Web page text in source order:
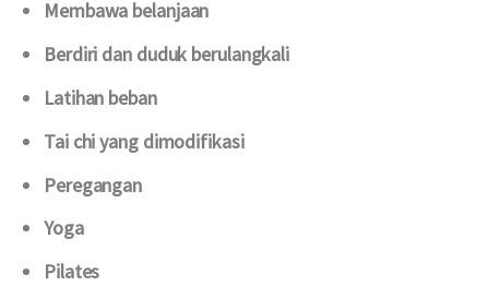
Membawa belanjaan
Berdiri dan duduk berulangkali
Latihan beban
Tai chi yang dimodifikasi
Peregangan
Yoga
Pilates